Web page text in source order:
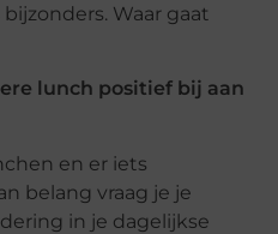
Waar gaat
lunch positief bij aan
en er iets
belang vraag je je
in je dagelijkse